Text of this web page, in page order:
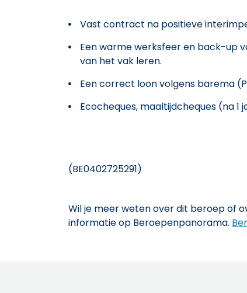
Vast contract na positieve
Een warme werksfeer en back-up
van het vak leren.
Een correct loon volgens barema
Ecocheques, maaltijdcheques (na 1
(BE0402725291)
Wil je meer weten over dit beroep of
informatie op Beroepenpanorama.